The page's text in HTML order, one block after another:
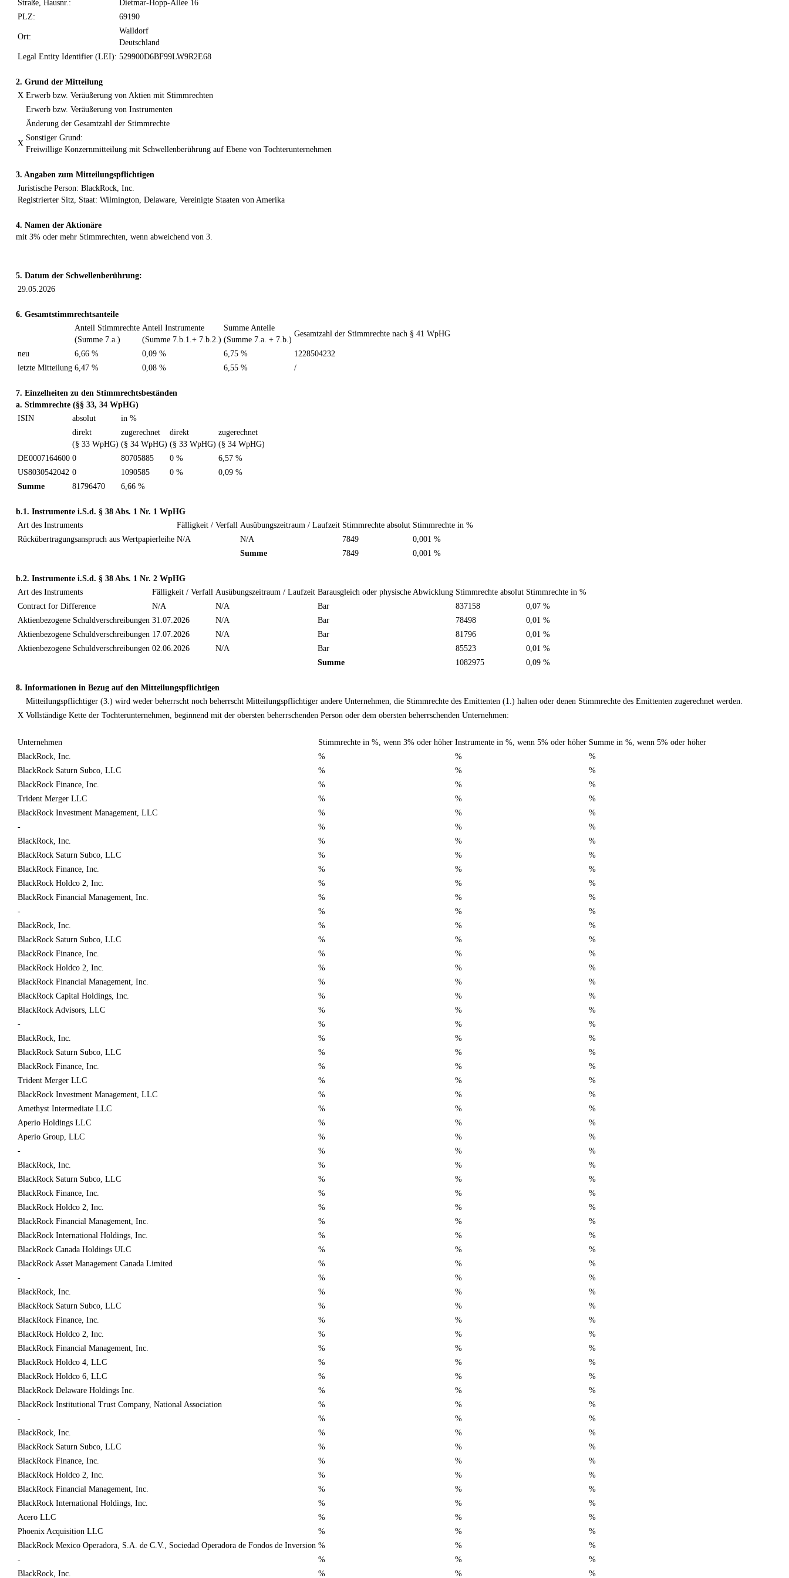
Straße, Hausnr.:
Dietmar-Hopp-Allee 16
PLZ:
69190
Ort:
Walldorf
Deutschland
Legal Entity Identifier (LEI): 529900D6BF99LW9R2E68
2. Grund der Mitteilung
X Erwerb bzw. Veräußerung von Aktien mit Stimmrechten
Erwerb bzw. Veräußerung von Instrumenten
Änderung der Gesamtzahl der Stimmrechte
X
Sonstiger Grund:
Freiwillige Konzernmitteilung mit Schwellenberührung auf Ebene von Tochterunternehmen
3. Angaben zum Mitteilungspflichtigen
Juristische Person: BlackRock, Inc.
Registrierter Sitz, Staat: Wilmington, Delaware, Vereinigte Staaten von Amerika
4. Namen der Aktionäre
mit 3% oder mehr Stimmrechten, wenn abweichend von 3.
5. Datum der Schwellenberührung:
29.05.2026
6. Gesamtstimmrechtsanteile
Anteil Stimmrechte
(Summe 7.a.)
Anteil Instrumente
(Summe 7.b.1.+ 7.b.2.)
Summe Anteile
(Summe 7.a. + 7.b.)
Gesamtzahl der Stimmrechte nach § 41 WpHG
neu 6,66 % 0,09 % 6,75 %
1228504232
letzte Mitteilung 6,47 % 0,08 % 6,55 % /
7. Einzelheiten zu den Stimmrechtsbeständen
a. Stimmrechte (§§ 33, 34 WpHG)
ISIN
absolut
in %
direkt
(§ 33 WpHG)
zugerechnet
(§ 34 WpHG)
direkt
(§ 33 WpHG)
zugerechnet
(§ 34 WpHG)
DE0007164600 0 80705885 0 %
6,57 %
US8030542042 0 1090585 0 %
0,09 %
Summe
81796470 6,66 %
b.1. Instrumente i.S.d. § 38 Abs. 1 Nr. 1 WpHG
Art des Instruments
Fälligkeit / Verfall Ausübungszeitraum / Laufzeit Stimmrechte absolut Stimmrechte in %
Rückübertragungsanspruch aus Wertpapierleihe N/A N/A 7849
0,001 %
Summe
7849 0,001 %
b.2. Instrumente i.S.d. § 38 Abs. 1 Nr. 2 WpHG
Art des Instruments
Fälligkeit / Verfall Ausübungszeitraum / Laufzeit Barausgleich oder physische Abwicklung Stimmrechte absolut Stimmrechte in %
Contract for Difference
N/A N/A Bar 837158
0,07 %
Aktienbezogene Schuldverschreibungen 31.07.2026 N/A Bar 78498
0,01 %
Aktienbezogene Schuldverschreibungen 17.07.2026 N/A Bar 81796
0,01 %
Aktienbezogene Schuldverschreibungen 02.06.2026 N/A Bar 85523
0,01 %
Summe
1082975 0,09 %
8. Informationen in Bezug auf den Mitteilungspflichtigen
Mitteilungspflichtiger (3.) wird weder beherrscht noch beherrscht Mitteilungspflichtiger andere Unternehmen, die Stimmrechte des Emittenten (1.) halten oder denen Stimmrechte des Emittenten zugerechnet werden.
X Vollständige Kette der Tochterunternehmen, beginnend mit der obersten beherrschenden Person oder dem obersten beherrschenden Unternehmen:
Unternehmen Stimmrechte in %, wenn 3% oder höher Instrumente in %, wenn 5% oder höher Summe in %, wenn 5% oder höher
BlackRock, Inc.
% %
%
BlackRock Saturn Subco, LLC
% %
%
BlackRock Finance, Inc.
% %
%
Trident Merger LLC
% %
%
BlackRock Investment Management, LLC
% %
%
-
% %
%
BlackRock, Inc.
% %
%
BlackRock Saturn Subco, LLC
% %
%
BlackRock Finance, Inc.
% %
%
BlackRock Holdco 2, Inc.
% %
%
BlackRock Financial Management, Inc.
% %
%
-
% %
%
BlackRock, Inc.
% %
%
BlackRock Saturn Subco, LLC
% %
%
BlackRock Finance, Inc.
% %
%
BlackRock Holdco 2, Inc.
% %
%
BlackRock Financial Management, Inc.
% %
%
BlackRock Capital Holdings, Inc.
% %
%
BlackRock Advisors, LLC
% %
%
-
% %
%
BlackRock, Inc.
% %
%
BlackRock Saturn Subco, LLC
% %
%
BlackRock Finance, Inc.
% %
%
Trident Merger LLC
% %
%
BlackRock Investment Management, LLC
% %
%
Amethyst Intermediate LLC
% %
%
Aperio Holdings LLC
% %
%
Aperio Group, LLC
% %
%
-
% %
%
BlackRock, Inc.
% %
%
BlackRock Saturn Subco, LLC
% %
%
BlackRock Finance, Inc.
% %
%
BlackRock Holdco 2, Inc.
% %
%
BlackRock Financial Management, Inc.
% %
%
BlackRock International Holdings, Inc.
% %
%
BlackRock Canada Holdings ULC
% %
%
BlackRock Asset Management Canada Limited
% %
%
-
% %
%
BlackRock, Inc.
% %
%
BlackRock Saturn Subco, LLC
% %
%
BlackRock Finance, Inc.
% %
%
BlackRock Holdco 2, Inc.
% %
%
BlackRock Financial Management, Inc.
% %
%
BlackRock Holdco 4, LLC
% %
%
BlackRock Holdco 6, LLC
% %
%
BlackRock Delaware Holdings Inc.
% %
%
BlackRock Institutional Trust Company, National Association
% %
%
-
% %
%
BlackRock, Inc.
% %
%
BlackRock Saturn Subco, LLC
% %
%
BlackRock Finance, Inc.
% %
%
BlackRock Holdco 2, Inc.
% %
%
BlackRock Financial Management, Inc.
% %
%
BlackRock International Holdings, Inc.
% %
%
Acero LLC
% %
%
Phoenix Acquisition LLC
% %
%
BlackRock Mexico Operadora, S.A. de C.V., Sociedad Operadora de Fondos de Inversion % %
%
-
% %
%
BlackRock, Inc.
% % %